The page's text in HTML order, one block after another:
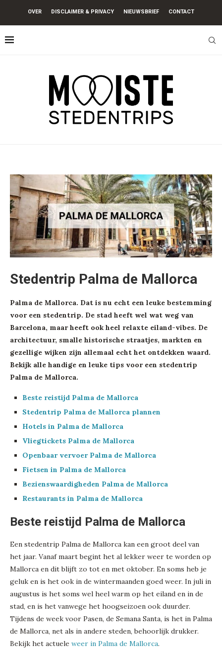
OVER DISCLAIMER & PRIVACY NIEUWSBRIEF CONTACT
Stedentrip Palma de Mallorca
Palma de Mallorca. Dat is nu echt een leuke bestemming
voor een stedentrip. De stad heeft wel wat weg van
Barcelona, maar heeft ook heel relaxte eiland-vibes. De
architectuur, smalle historische straatjes, markten en
gezellige wijken zijn allemaal echt het ontdekken waard.
Bekijk alle handige en leuke tips voor een stedentrip
Palma de Mallorca.
Beste reistijd Palma de Mallorca
Stedentrip Palma de Mallorca plannen
Hotels in Palma de Mallorca
Vliegtickets Palma de Mallorca
Openbaar vervoer Palma de Mallorca
Fietsen in Palma de Mallorca
Bezienswaardigheden Palma de Mallorca
Restaurants in Palma de Mallorca
Beste reistijd Palma de Mallorca
Een stedentrip Palma de Mallorca kan een groot deel van
het jaar. Vanaf maart begint het al lekker weer te worden op
Mallorca en dit blijft zo tot en met oktober. En soms heb je
geluk en is het ook in de wintermaanden goed weer. In juli in
augustus is het soms wel heel warm op het eiland en in de
stad, en is het vanwege het hoogseizoen ook duurder.
Tijdens de week voor Pasen, de Semana Santa, is het in Palma
de Mallorca, net als in andere steden, behoorlijk drukker.
Bekijk het actuele weer in Palma de Mallorca.